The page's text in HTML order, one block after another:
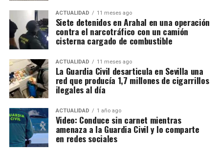
ACTUALIDAD 11 meses ago
Siete detenidos en Arahal en una operación
contra el narcotráfico con un camión
cisterna cargado de combustible
ACTUALIDAD 11 meses ago
La Guardia Civil desarticula en Sevilla una
red que producía 1,7 millones de cigarrillos
ilegales al día
ACTUALIDAD 1 año ago
Video: Conduce sin carnet mientras
amenaza a la Guardia Civil y lo comparte
en redes sociales